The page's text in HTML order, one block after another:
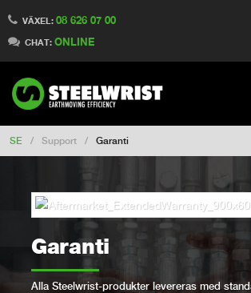
VÄXEL: 08 626 07 00
CHAT: ONLINE
Switch to Finland
Switch to Denmark
Switch to China
Switch to Australia
Change market
SE / Support / Garanti
Garanti
Alla Steelwrist-produkter levereras med